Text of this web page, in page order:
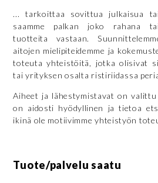
... tarkoittaa sovittua julkaisua
saamme palkan joko rahana tai
tuotteita vastaan.
aitojen mielipiteidemme ja
toteuta yhteistöitä, jotka olisivat
tai yrityksen osalta ristiriidassa
Aiheet ja lähestymistavat on
on aidosti hyödyllinen ja tietoa
ikinä ole motiivimme yhteistyön
Tuote/palvelu saatu